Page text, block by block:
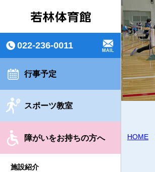
022-236-0011 MAIL
行事予定
スポーツ教室
障がいをお持ちの方へ
施設紹介
HOME